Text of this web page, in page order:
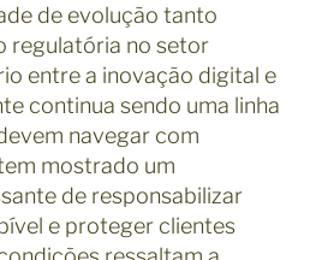
de evolução tanto
regulatória no setor
entre a inovação digital e
continua sendo uma linha
navegar com
mostrado um
de responsabilizar
e proteger clientes